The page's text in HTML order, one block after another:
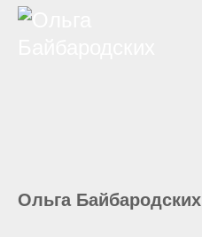
Ольга Байбародских